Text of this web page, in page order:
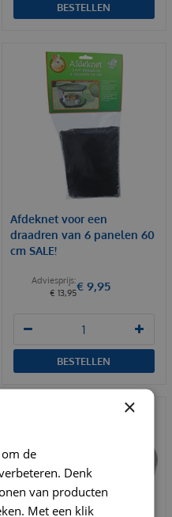
BESTELLEN
Afdeknet voor een
draadren van 6 panelen 60
cm SALE!
€ 13,95€ 9,95
BESTELLEN
×
de
Denk
van producten
Met een klik